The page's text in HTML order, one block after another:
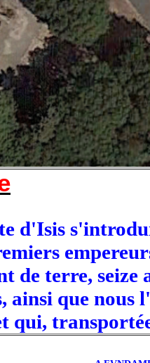
d'Isis
de terre,
ainsi que nous
qui,